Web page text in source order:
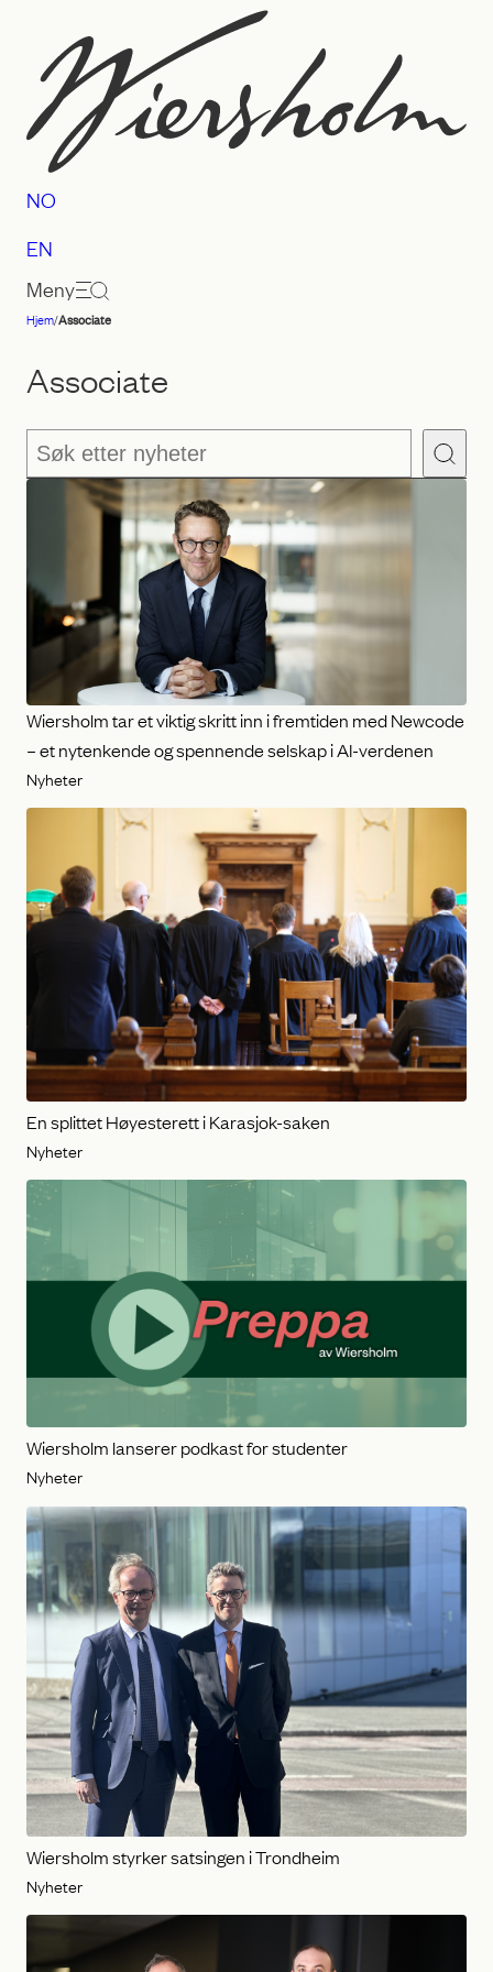
innhold
Advokatfirmaet
Wiersholm
NO
EN
Meny
Hjem/Associate
Associate
Søk
Wiersholm tar et viktig skritt inn i fremtiden med Newcode
– et nytenkende og spennende selskap i AI-verdenen
Nyheter
En splittet Høyesterett i Karasjok-saken
Nyheter
Wiersholm lanserer podkast for studenter
Nyheter
Wiersholm styrker satsingen i Trondheim
Nyheter